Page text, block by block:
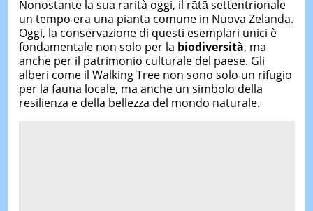
Nonostante la sua rarità oggi, il rātā settentrionale
un tempo era una pianta comune in Nuova Zelanda.
Oggi, la conservazione di questi esemplari unici è
fondamentale non solo per la biodiversità, ma
anche per il patrimonio culturale del paese. Gli
alberi come il Walking Tree non sono solo un rifugio
per la fauna locale, ma anche un simbolo della
resilienza e della bellezza del mondo naturale.